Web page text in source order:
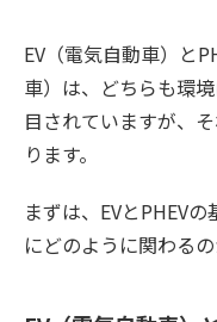
EV（電気自動車）と
車）は、どちらも環
目されていますが、
ります。
まずは、EVとPHEV
にどのように関わる